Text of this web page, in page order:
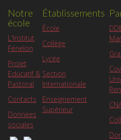
Notre
école
L'Institut
Fénelon
Projet
Educatif &
Pastoral
Contacts
Données
sociales
Établissements
École
Collège
Lycée
Section
Internationale
Enseignement
Supérieur